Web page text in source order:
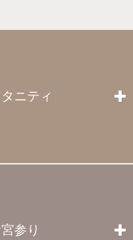
シェ』にキラリも参
らせ
ニティ
参り